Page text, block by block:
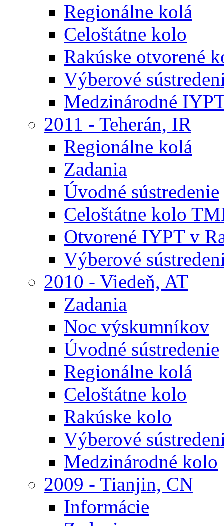
Regionálne kolá
Celoštátne kolo
Rakúske otvorené
Výberové
Medzinárodné
2011 - Teherán, IR
Regionálne kolá
Zadania
Úvodné sústredenie
Celoštátne kolo
Otvorené IYPT v
Výberové
2010 - Viedeň, AT
Zadania
Noc výskumníkov
Úvodné sústredenie
Regionálne kolá
Celoštátne kolo
Rakúske kolo
Výberové
Medzinárodné kolo
2009 - Tianjin, CN
Informácie